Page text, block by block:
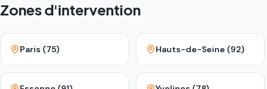
Zones d'intervention
Paris (75) Hauts-de-Seine (92)